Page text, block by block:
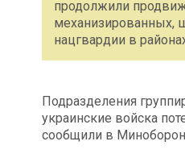
продолжили
механизированных,
нацгвардии в
Подразделения
украинские войска
сообщили в